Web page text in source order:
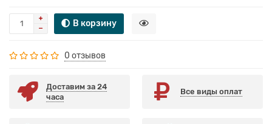
В корзину
0 отзывов
Доставим за 24
часа
Все виды оплат